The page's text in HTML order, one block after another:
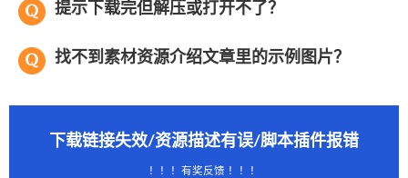
提示下载完但解压或打开不了？
找不到素材资源介绍文章里的示例图片？
下载链接失效/资源描述有误/脚本插件报错
！！！有奖反馈 ！！！